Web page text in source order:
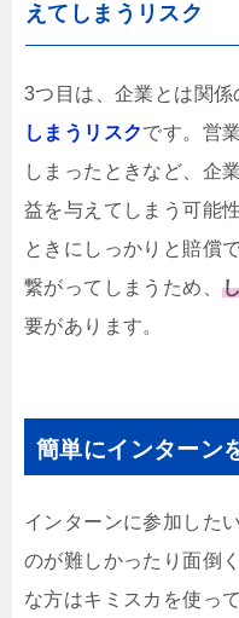
えてしまうリスク
3つ目は、企業とは関係
しまうリスクです。営
しまったときなど、企
益を与えてしまう可能
ときにしっかりと賠償
繋がってしまうため、
要があります。
簡単にインターン
インターンに参加した
のが難しかったり面倒
な方はキミスカを使っ